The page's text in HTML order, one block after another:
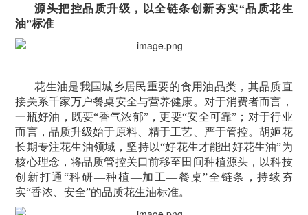
源头把控品质升级，以全链条创新夯实“品质花生
油”标准
花生油是我国城乡居民重要的食用油品类，其品质直
接关系千家万户餐桌安全与营养健康。对于消费者而言，
一瓶好油，既要“香气浓郁”，更要“安全可靠”；对于行业
而言，品质升级始于原料、精于工艺、严于管控。胡姬花
长期专注花生油领域，坚持以“好花生才能出好花生油”为
核心理念，将品质管控关口前移至田间种植源头，以科技
创新打通“科研—种植—加工—餐桌”全链条，持续夯
实“香浓、安全”的品质花生油标准。